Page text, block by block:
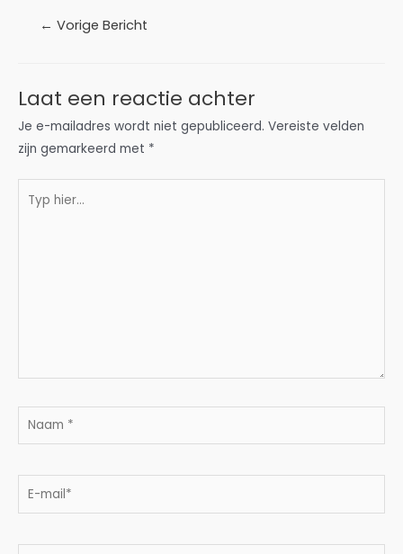
Bericht
← Vorige Bericht
Laat een reactie achter
Je e-mailadres wordt niet gepubliceerd. Vereiste velden
zijn gemarkeerd met *
hier...
Naam
*
E-